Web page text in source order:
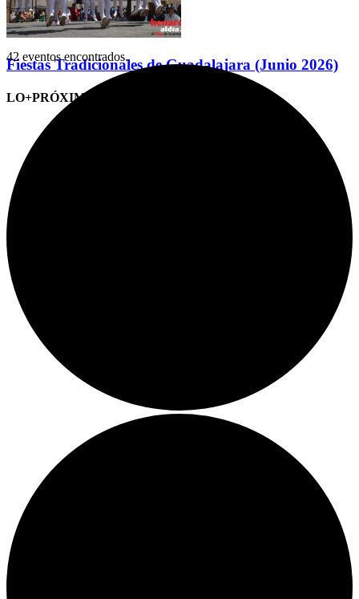
Fiestas Tradicionales de Guadalajara (Junio 2026)
LO+PRÓXIMO (CITAS)
42 eventos encontrados.